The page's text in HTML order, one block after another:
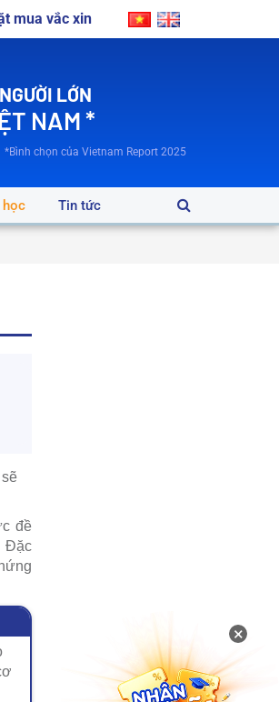
mua vắc xin
LỚN
NAM *
*Bình chọn của Vietnam Report 2025
học Tin tức
đề
Đặc
×